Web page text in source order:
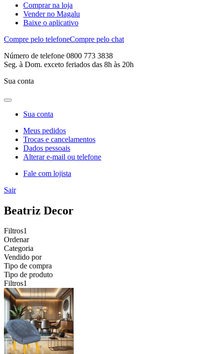
Comprar na loja
Vender no Magalu
Baixe o aplicativo
Compre pelo telefoneCompre pelo chat
Número de telefone 0800 773 3838
Seg. à Dom. exceto feriados das 8h às 20h
Sua conta
Sua conta
Meus pedidos
Trocas e cancelamentos
Dados pessoais
Alterar e-mail ou telefone
Fale com lojista
Sair
Beatriz Decor
Filtros1
Ordenar
Categoria
Vendido por
Tipo de compra
Tipo de produto
Filtros1